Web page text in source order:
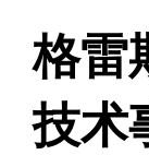
格雷
技术